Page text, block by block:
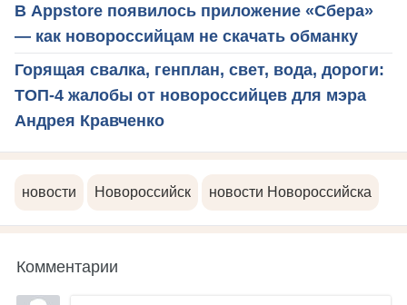
В Appstore появилось приложение «Сбера»
— как новороссийцам не скачать обманку
Горящая свалка, генплан, свет, вода, дороги:
ТОП-4 жалобы от новороссийцев для мэра
Андрея Кравченко
новости Новороссийск новости Новороссийска
Комментарии